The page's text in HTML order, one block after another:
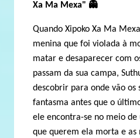
Xa Ma Mexa" 👻
Quando Xipoko Xa Ma
menina que foi violada à
matar e desaparecer com
passam da sua campa,
descobrir para onde vão os
fantasma antes que o
ele encontra-se no meio
que querem ela morta e as